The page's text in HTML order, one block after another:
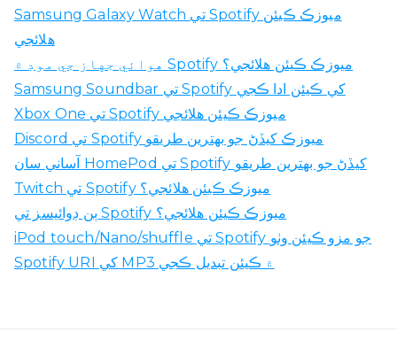
Samsung Galaxy Watch تي Spotify ميوزڪ ڪيئن
هلائجي
هوائي جهاز جي موڊ ۾ Spotify ميوزڪ ڪيئن هلائجي؟
Samsung Soundbar تي Spotify کي ڪيئن ادا ڪجي
Xbox One تي Spotify ميوزڪ ڪيئن هلائجي
Discord تي Spotify ميوزڪ کيڏڻ جو بهترين طريقو
آساني سان HomePod تي Spotify کيڏڻ جو بهترين طريقو
Twitch تي Spotify ميوزڪ ڪيئن هلائجي؟
ٻن ڊوائيسز تي Spotify ميوزڪ ڪيئن هلائجي؟
iPod touch/Nano/shuffle تي Spotify جو مزو ڪيئن وٺو
Spotify URI کي MP3 ۾ ڪيئن تبديل ڪجي